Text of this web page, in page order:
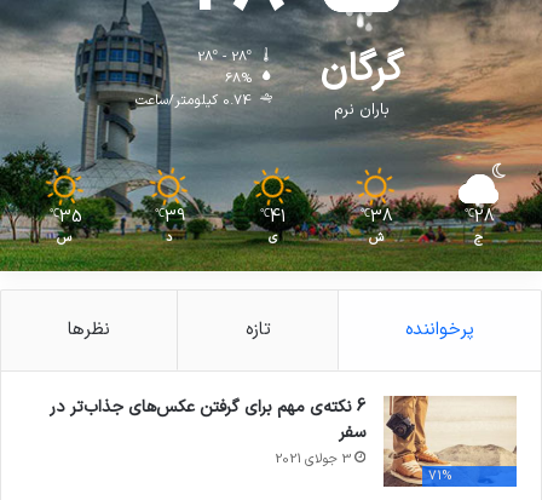
گرگان
باران نرم
28º - 28º
68%
0.74 کیلومتر/ساعت
28
℃
ج
38
℃
ش
41
℃
ی
39
℃
د
35
℃
س
پرخواننده تازه نظرها
71%
6 نکته‌ی مهم برای گرفتن عکس‌های جذاب‌تر در
سفر
3 جولای 2021